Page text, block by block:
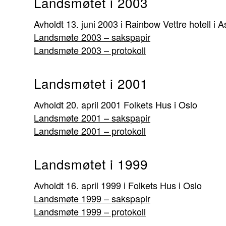
Avholdt 13. juni 2003 i Rainbow Vettre hotell i
Landsmøte 2003 – sakspapir
Landsmøte 2003 – protokoll
Landsmøtet i 2001
Avholdt 20. april 2001 Folkets Hus i Oslo
Landsmøte 2001 – sakspapir
Landsmøte 2001 – protokoll
Landsmøtet i 1999
Avholdt 16. april 1999 i Folkets Hus i Oslo
Landsmøte 1999 – sakspapir
Landsmøte 1999 – protokoll